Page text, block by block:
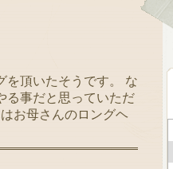
を頂いたそうです。 な
る事だと思っていただ
お母さんのロングヘ